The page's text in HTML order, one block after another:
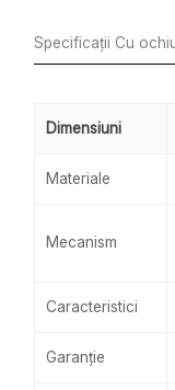
Specificații Cu
Dimensiuni
Materiale
Mecanism
Caracteristici
Garanție